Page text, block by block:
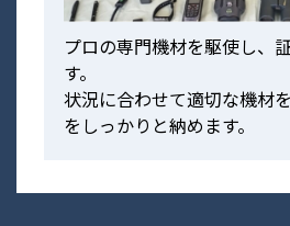
プロの専門機材を駆使し、
す。
状況に合わせて適切な機材
をしっかりと納めます。